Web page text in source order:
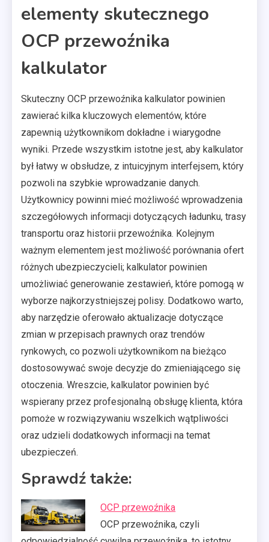
elementy skutecznego
OCP przewoźnika
kalkulator
Skuteczny OCP przewoźnika kalkulator powinien
zawierać kilka kluczowych elementów, które
zapewnią użytkownikom dokładne i wiarygodne
wyniki. Przede wszystkim istotne jest, aby kalkulator
był łatwy w obsłudze, z intuicyjnym interfejsem, który
pozwoli na szybkie wprowadzanie danych.
Użytkownicy powinni mieć możliwość wprowadzenia
szczegółowych informacji dotyczących ładunku, trasy
transportu oraz historii przewoźnika. Kolejnym
ważnym elementem jest możliwość porównania ofert
różnych ubezpieczycieli; kalkulator powinien
umożliwiać generowanie zestawień, które pomogą w
wyborze najkorzystniejszej polisy. Dodatkowo warto,
aby narzędzie oferowało aktualizacje dotyczące
zmian w przepisach prawnych oraz trendów
rynkowych, co pozwoli użytkownikom na bieżąco
dostosowywać swoje decyzje do zmieniającego się
otoczenia. Wreszcie, kalkulator powinien być
wspierany przez profesjonalną obsługę klienta, która
pomoże w rozwiązywaniu wszelkich wątpliwości
oraz udzieli dodatkowych informacji na temat
ubezpieczeń.
Sprawdź także:
OCP przewoźnika
OCP przewoźnika, czyli